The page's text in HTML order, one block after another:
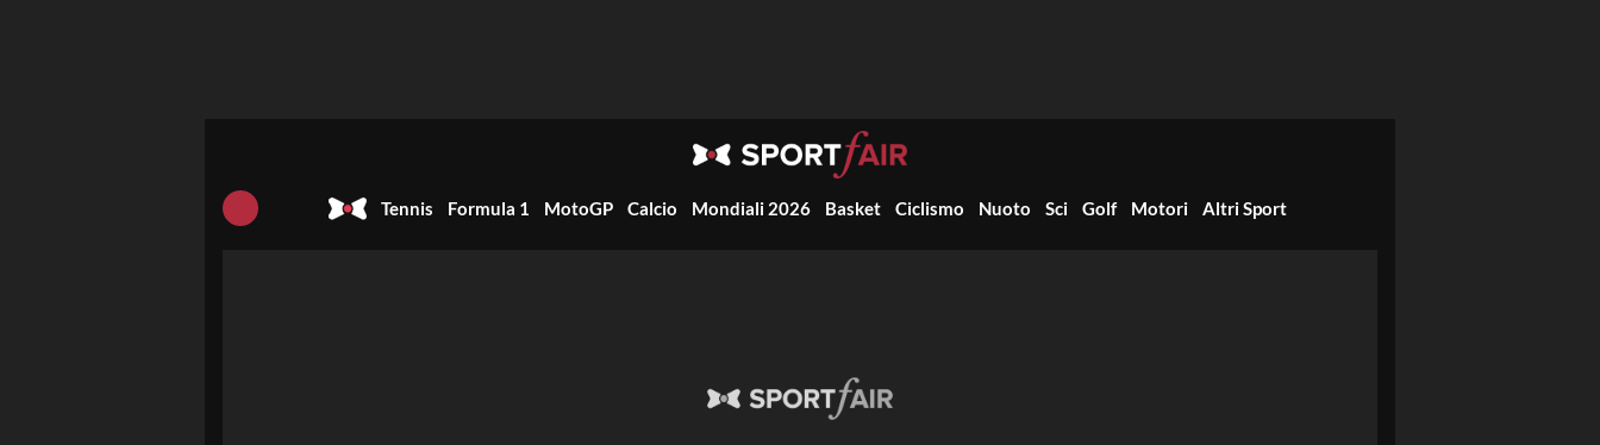
Tennis Formula 1 MotoGP Calcio Mondiali 2026 Basket Ciclismo Nuoto Sci Golf Motori Altri Sport